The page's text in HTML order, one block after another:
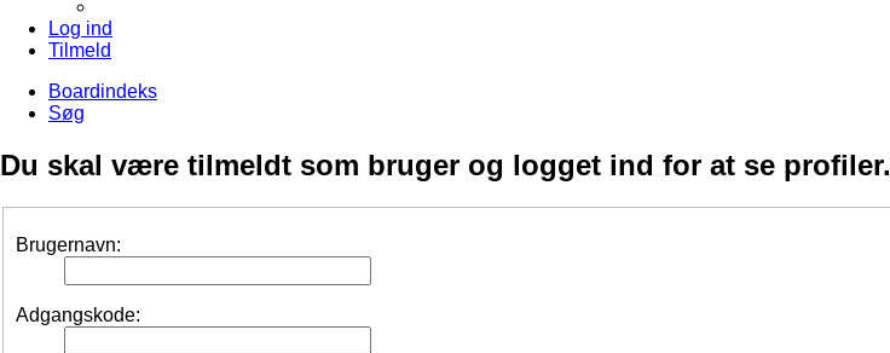
Log ind
Tilmeld
Boardindeks
Søg
Du skal være tilmeldt som bruger og logget ind for at se profiler.
Brugernavn:
Adgangskode: